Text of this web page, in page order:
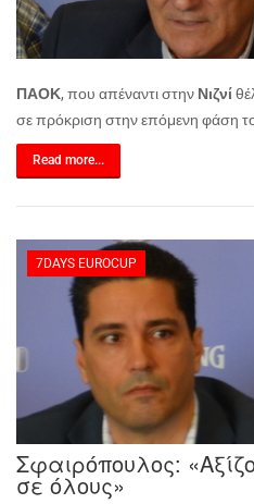
ΠΑΟΚ, που απέναντι στην Νιζνί
σε πρόκριση στην επόμενη φάση
Read more...
7DAYS EUROCUP
Σφαιρόπουλος:
σε όλους»